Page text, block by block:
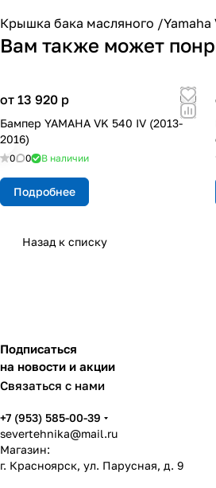
Крышка бака масляного /Yamaha
Вам также может
от 13 920 p
Бампер YAMAHA VK 540 IV (2013-
2016)
0 0 В наличии
Подробнее
Назад к списку
Подписаться
на новости и акции
Связаться с нами
+7 (953) 585-00-39
severtehnika@mail.ru
Магазин:
г. Красноярск, ул. Парусная, д. 9